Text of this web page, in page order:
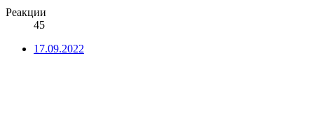
Реакции
45
17.09.2022